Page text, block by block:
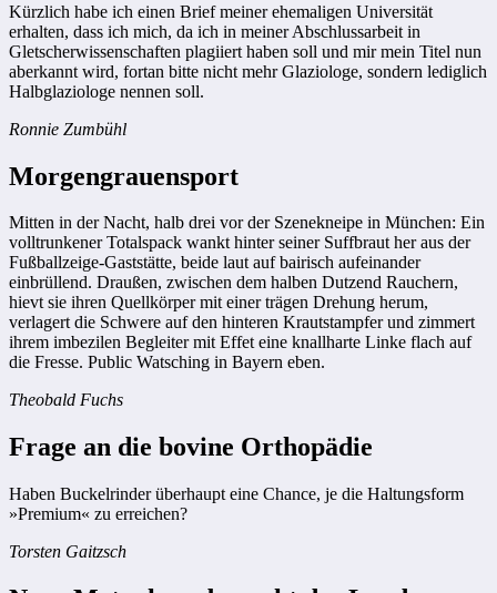
Kürzlich habe ich einen Brief meiner ehemaligen Universität
erhalten, dass ich mich, da ich in meiner Abschlussarbeit in
Gletscherwissenschaften plagiiert haben soll und mir mein Titel nun
aberkannt wird, fortan bitte nicht mehr Glaziologe, sondern lediglich
Halbglaziologe nennen soll.
Ronnie Zumbühl
Morgengrauensport
Mitten in der Nacht, halb drei vor der Szenekneipe in München: Ein
volltrunkener Totalspack wankt hinter seiner Suffbraut her aus der
Fußballzeige-Gaststätte, beide laut auf bairisch aufeinander
einbrüllend. Draußen, zwischen dem halben Dutzend Rauchern,
hievt sie ihren Quellkörper mit einer trägen Drehung herum,
verlagert die Schwere auf den hinteren Krautstampfer und zimmert
ihrem imbezilen Begleiter mit Effet eine knallharte Linke flach auf
die Fresse. Public Watsching in Bayern eben.
Theobald Fuchs
Frage an die bovine Orthopädie
Haben Buckelrinder überhaupt eine Chance, je die Haltungsform
»Premium« zu erreichen?
Torsten Gaitzsch